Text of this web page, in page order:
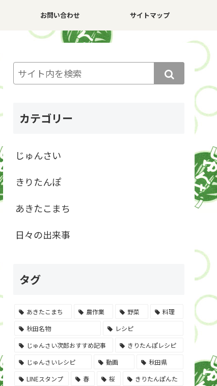
お問い合わせ サイトマップ
カテゴリー
じゅんさい
きりたんぽ
あきたこまち
日々の出来事
タグ
あきたこまち 農作業 野菜
料理
秋田名物
レシピ
じゅんさい次郎おすすめ記事
きりたんぽレシピ
じゅんさいレシピ
動画
秋田県
LINEスタンプ
春 桜
きりたんぽんた